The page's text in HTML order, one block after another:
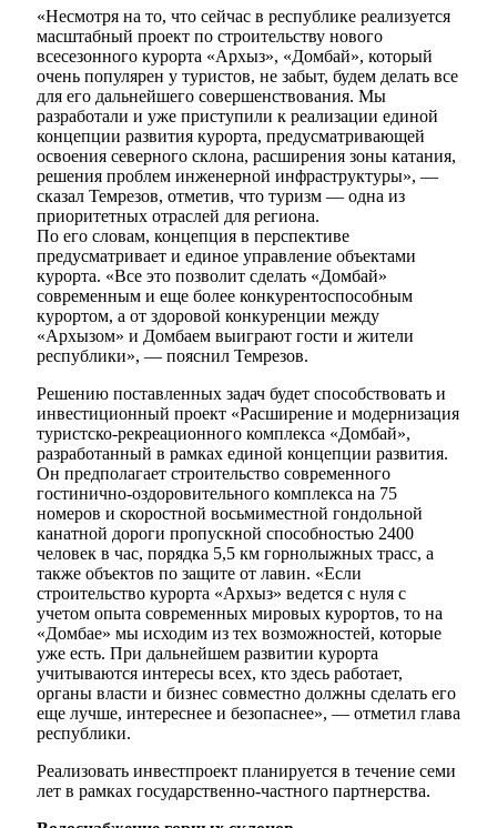
«Несмотря на то, что сейчас в республике реализуется
масштабный проект по строительству нового
всесезонного курорта «Архыз», «Домбай», который
очень популярен у туристов, не забыт, будем делать все
для его дальнейшего совершенствования. Мы
разработали и уже приступили к реализации единой
концепции развития курорта, предусматривающей
освоения северного склона, расширения зоны катания,
решения проблем инженерной инфраструктуры», —
сказал Темрезов, отметив, что туризм — одна из
приоритетных отраслей для региона.
По его словам, концепция в перспективе
предусматривает и единое управление объектами
курорта. «Все это позволит сделать «Домбай»
современным и еще более конкурентоспособным
курортом, а от здоровой конкуренции между
«Архызом» и Домбаем выиграют гости и жители
республики», — пояснил Темрезов.
Решению поставленных задач будет способствовать и
инвестиционный проект «Расширение и модернизация
туристско-рекреационного комплекса «Домбай»,
разработанный в рамках единой концепции развития.
Он предполагает строительство современного
гостинично-оздоровительного комплекса на 75
номеров и скоростной восьмиместной гондольной
канатной дороги пропускной способностью 2400
человек в час, порядка 5,5 км горнолыжных трасс, а
также объектов по защите от лавин. «Если
строительство курорта «Архыз» ведется с нуля с
учетом опыта современных мировых курортов, то на
«Домбае» мы исходим из тех возможностей, которые
уже есть. При дальнейшем развитии курорта
учитываются интересы всех, кто здесь работает,
органы власти и бизнес совместно должны сделать его
еще лучше, интереснее и безопаснее», — отметил глава
республики.
Реализовать инвестпроект планируется в течение семи
лет в рамках государственно-частного партнерства.
Мэр